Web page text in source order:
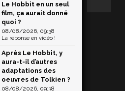
Le Hobbit en un seul
film, ça aurait donné
quoi ?
08/08/2026, 09:38
La réponse en vidéo !
Après Le Hobbit, y
aura-t-il d’autres
adaptations des
oeuvres de Tolkien ?
08/08/2026, 09:38